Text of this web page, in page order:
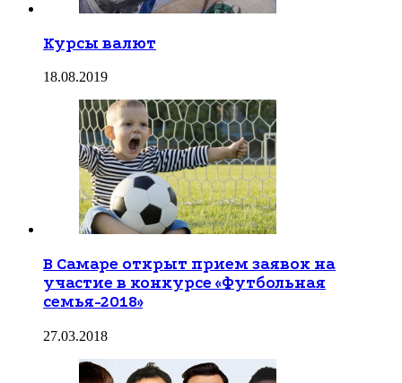
Курсы валют
18.08.2019
В Самаре открыт прием заявок на
участие в конкурсе «Футбольная
семья-2018»
27.03.2018